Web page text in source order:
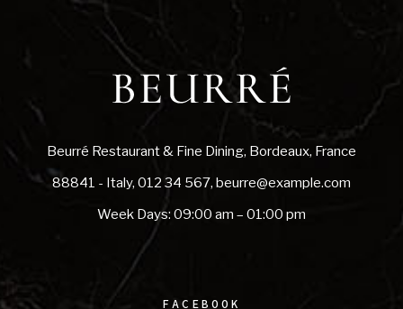
Beurré Restaurant & Fine Dining, Bordeaux, France
88841 - Italy, 012 34 567, beurre@example.com
Week Days: 09:00 am – 01:00 pm
FACEBOOK